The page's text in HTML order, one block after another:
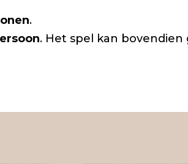
.
. Het spel kan